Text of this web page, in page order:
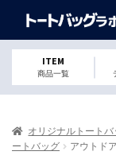
ITEM
商品一覧
オリジナルトート
ートバッグ
アウトド